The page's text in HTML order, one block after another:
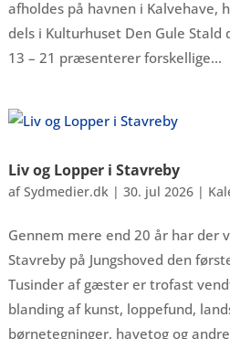
afholdes på havnen i Kalvehave,
dels i Kulturhuset Den Gule
13 – 21 præsenterer forskellige...
Liv og Lopper i Stavreby
afSydmedier.dk| 30. jul 2026|
Gennem mere end 20 år har der
Stavreby på Jungshoved den
Tusinder af gæster er trofast
blanding af kunst, loppefund,
børnetegninger, havetog og